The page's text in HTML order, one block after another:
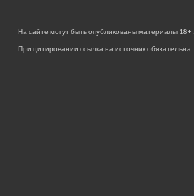
На сайте могут быть опубликованы материалы 18+!
При цитировании ссылка на источник обязательна.